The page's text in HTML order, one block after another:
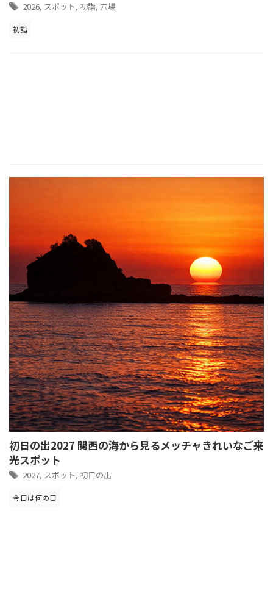
2026, スポット, 初詣, 穴場
初詣
初日の出2027 関西の海から見るメッチャきれいなご来
光スポット
2027, スポット, 初日の出
今日は何の日